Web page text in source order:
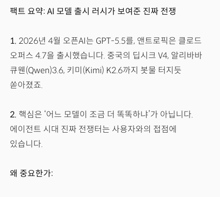
팩트 요약: AI 모델 출시 러시가 보여준 진짜 전쟁
1. 2026년 4월 오픈AI는 GPT-5.5를, 앤트로픽은 클로드
오퍼스 4.7을 출시했습니다. 중국의 딥시크 V4, 알리바바
큐웬(Qwen)3.6, 키미(Kimi) K2.6까지 봇물 터지듯
쏟아졌죠.
2. 핵심은 ‘어느 모델이 조금 더 똑똑하냐’가 아닙니다.
에이전트 시대 진짜 전쟁터는 사용자와의 접점에
있습니다.
왜 중요한가: